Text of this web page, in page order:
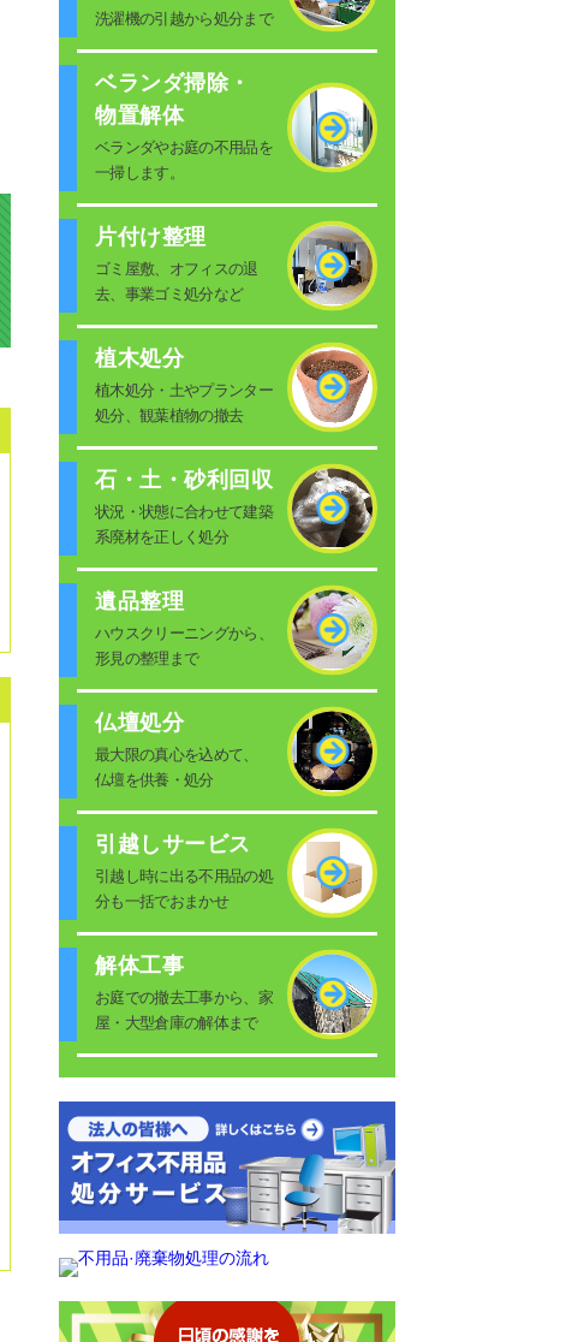
洗濯機の引越から処分まで
ベランダ掃除・
物置解体
ベランダやお庭の不用品を
一掃します。
片付け整理
ゴミ屋敷、オフィスの退
去、事業ゴミ処分など
植木処分
植木処分・土やプランター
処分、観葉植物の撤去
石・土・砂利回収
状況・状態に合わせて建築
系廃材を正しく処分
遺品整理
ハウスクリーニングから、
形見の整理まで
仏壇処分
最大限の真心を込めて、
仏壇を供養・処分
引越しサービス
引越し時に出る不用品の処
分も一括でおまかせ
解体工事
お庭での撤去工事から、家
屋・大型倉庫の解体まで